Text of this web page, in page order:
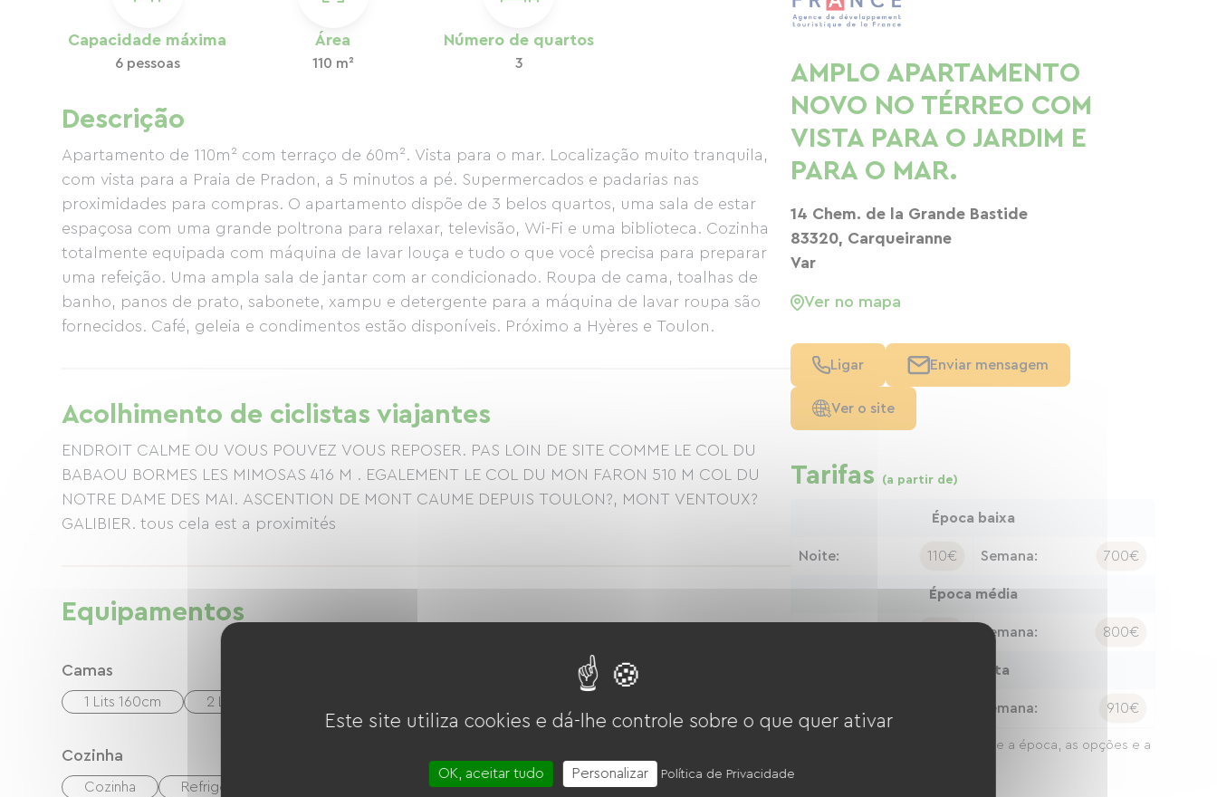
Capacidade máxima
6 pessoas
Área
110 m²
Número de quartos
3
Descrição
Apartamento de 110m² com terraço de 60m². Vista para o mar. Localização muito tranquila,
com vista para a Praia de Pradon, a 5 minutos a pé. Supermercados e padarias nas
proximidades para compras. O apartamento dispõe de 3 belos quartos, uma sala de estar
espaçosa com uma grande poltrona para relaxar, televisão, Wi-Fi e uma biblioteca. Cozinha
totalmente equipada com máquina de lavar louça e tudo o que você precisa para preparar
uma refeição. Uma ampla sala de jantar com ar condicionado. Roupa de cama, toalhas de
banho, panos de prato, sabonete, xampu e detergente para a máquina de lavar roupa são
fornecidos. Café, geleia e condimentos estão disponíveis. Próximo a Hyères e Toulon.
Acolhimento de ciclistas viajantes
ENDROIT CALME OU VOUS POUVEZ VOUS REPOSER. PAS LOIN DE SITE COMME LE COL DU
BABAOU BORMES LES MIMOSAS 416 M . EGALEMENT LE COL DU MON FARON 510 M COL DU
NOTRE DAME DES MAI. ASCENTION DE MONT CAUME DEPUIS TOULON?, MONT VENTOUX?
GALIBIER. tous cela est a proximités
Equipamentos
Camas
1 Lits 160cm 2 Lits 140cm
Cozinha
Cozinha Refrigerador Quatro
AMPLO APARTAMENTO
NOVO NO TÉRREO COM
VISTA PARA O JARDIM E
PARA O MAR.
14 Chem. de la Grande Bastide
83320, Carqueiranne
Var
Ver no mapa
Ligar Enviar mensagem
Ver o site
Tarifas (a partir de)
Época baixa
Noite: 110€ Semana: 700€
Época média
Semana: 800€
Época alta
Semana: 910€
Os preços podem variar consoante a época, as opções e a
Este site utiliza cookies e dá-lhe controle sobre o que quer ativar
OK, aceitar tudo Personalizar Política de Privacidade